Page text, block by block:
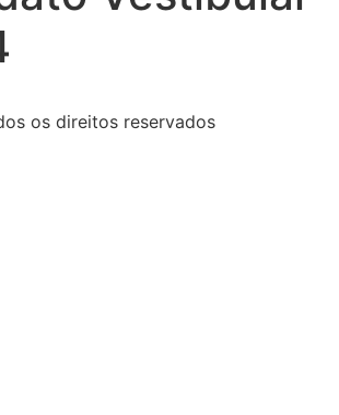
os direitos reservados